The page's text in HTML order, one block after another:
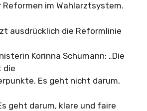
Reformen im Wahlarztsystem.
ausdrücklich die Reformlinie
Korinna Schumann: „Die
die
Es geht nicht darum,
geht darum, klare und faire